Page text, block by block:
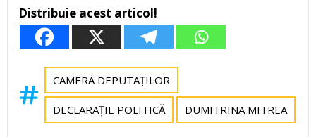
Distribuie acest articol!
CAMERA DEPUTAȚILOR
DECLARAȚIE POLITICĂ DUMITRINA MITREA